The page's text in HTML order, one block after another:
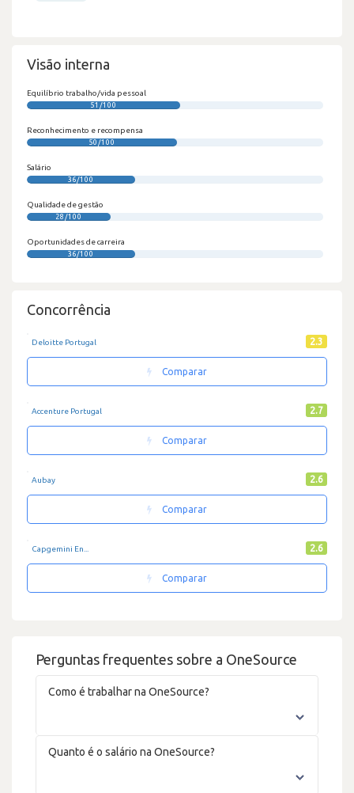
Perguntas frequentes sobre a OneSource
Como é trabalhar na OneSource?
Quanto é o salário na OneSource?
Visão interna
Equilíbrio trabalho/vida pessoal
51/100
Reconhecimento e recompensa
50/100
Salário
36/100
Qualidade de gestão
28/100
Oportunidades de carreira
36/100
Concorrência
Deloitte Portugal 2.3
Comparar
Accenture Portugal 2.7
Comparar
Aubay 2.6
Comparar
Capgemini En... 2.6
Comparar